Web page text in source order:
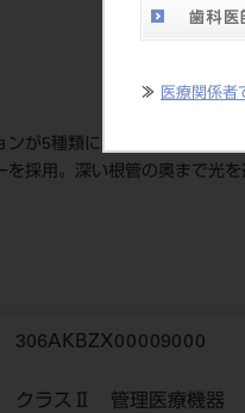
≫ 医療関係者
ンが5種類に増えました。
採用。深い根管の奥まで光
306AKBZX00009000
クラスⅡ 管理医療機器